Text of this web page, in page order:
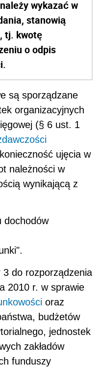
wykazać w
stanowią
tj. kwotę
o odpis
są sporządzane
organizacyjnych
(§ 6 ust. 1
ujęcia w
należności w
wynikającą z
dochodów
3 do rozporządzenia
2010 r. w sprawie
oraz
budżetów
jednostek
zakładów
funduszy